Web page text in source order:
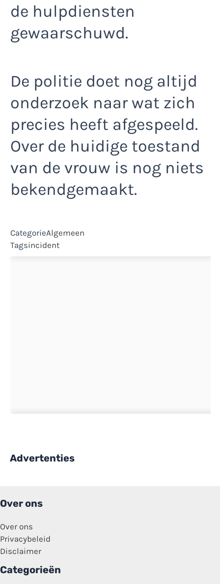
de hulpdiensten
gewaarschuwd.
De politie doet nog altijd
onderzoek naar wat zich
precies heeft afgespeeld.
Over de huidige toestand
van de vrouw is nog niets
bekendgemaakt.
CategorieAlgemeen
Tagsincident
Advertenties
Over ons
Over ons
Privacybeleid
Disclaimer
Categorieën